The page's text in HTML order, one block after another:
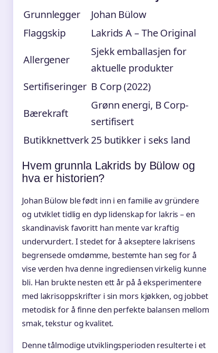
Grunnlegger
Johan Bülow
Flaggskip
Lakrids A – The Original
Allergener
Sjekk emballasjen for
aktuelle produkter
Sertifiseringer B Corp (2022)
Bærekraft
Grønn energi, B Corp-
sertifisert
Butikknettverk25 butikker i seks land
Hvem grunnla Lakrids by Bülow og
hva er historien?
Johan Bülow ble født inn i en familie av gründere
og utviklet tidlig en dyp lidenskap for lakris – en
skandinavisk favoritt han mente var kraftig
undervurdert. I stedet for å akseptere lakrisens
begrensede omdømme, bestemte han seg for å
vise verden hva denne ingrediensen virkelig kunne
bli. Han brukte nesten ett år på å eksperimentere
med lakrisoppskrifter i sin mors kjøkken, og jobbet
metodisk for å finne den perfekte balansen mellom
smak, tekstur og kvalitet.
Denne tålmodige utviklingsperioden resulterte i et